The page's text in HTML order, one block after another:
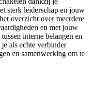
sterk leiderschap en jouw
overzicht over meerdere
en met jouw
interne belangen en
als echte verbinder
en samenwerking om te